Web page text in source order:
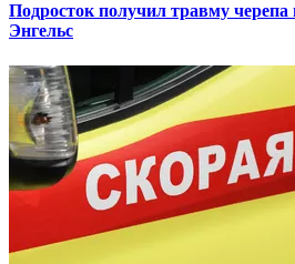
Подросток получил травму
Энгельс